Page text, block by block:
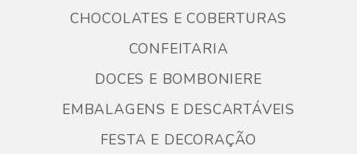
CHOCOLATES E COBERTURAS
CONFEITARIA
DOCES E BOMBONIERE
EMBALAGENS E DESCARTÁVEIS
FESTA E DECORAÇÃO